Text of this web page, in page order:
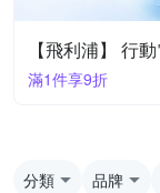
【飛利浦】 行
滿1件享9折
分類 品牌